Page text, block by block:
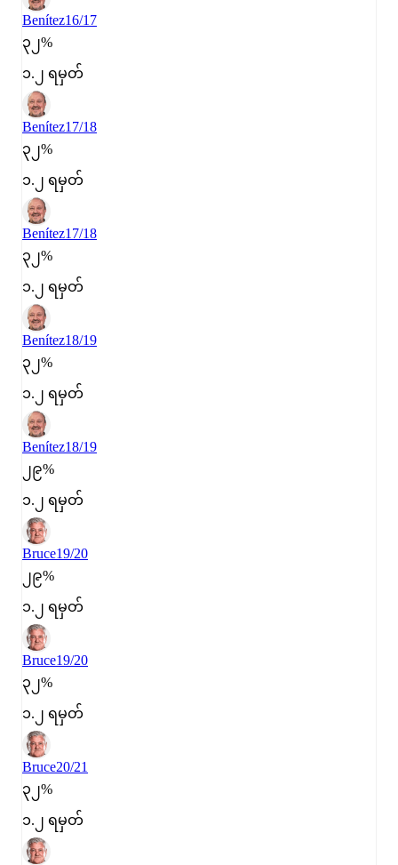
Benítez16/17
၃၂%
၁.၂ ရမှတ်
Benítez17/18
၃၂%
၁.၂ ရမှတ်
Benítez17/18
၃၂%
၁.၂ ရမှတ်
Benítez18/19
၃၂%
၁.၂ ရမှတ်
Benítez18/19
၂၉%
၁.၂ ရမှတ်
Bruce19/20
၂၉%
၁.၂ ရမှတ်
Bruce19/20
၃၂%
၁.၂ ရမှတ်
Bruce20/21
၃၂%
၁.၂ ရမှတ်